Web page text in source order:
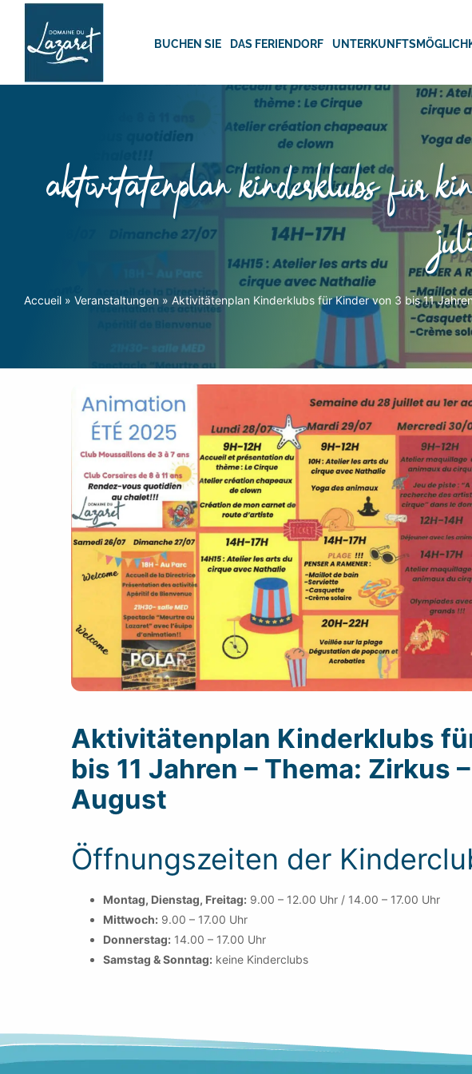
Skip
content
BUCHEN SIE DAS FERIENDORF
aktivitätenplan kinderklubs für
Accueil» Veranstaltungen» Aktivitätenplan Kinderklubs für Kinder von 3 bis 11
Aktivitätenplan Kinderklubs
bis 11 Jahren – Thema: Zirkus
August
Öffnungszeiten der
Montag, Dienstag, Freitag: 9.00 – 12.00 Uhr / 14.00 – 17.00 Uhr
Mittwoch: 9.00 – 17.00 Uhr
Donnerstag: 14.00 – 17.00 Uhr
Samstag & Sonntag: keine Kinderclubs